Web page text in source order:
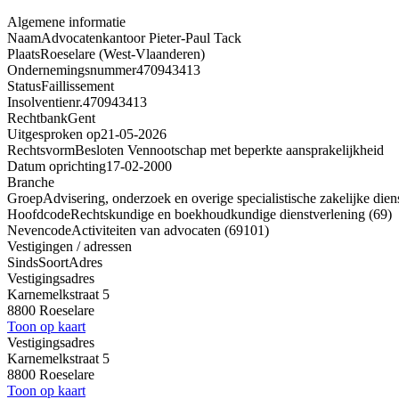
Algemene informatie
NaamAdvocatenkantoor Pieter-Paul Tack
PlaatsRoeselare (West-Vlaanderen)
Ondernemingsnummer470943413
StatusFaillissement
Insolventienr.470943413
RechtbankGent
Uitgesproken op21-05-2026
RechtsvormBesloten Vennootschap met beperkte aansprakelijkheid
Datum oprichting17-02-2000
Branche
GroepAdvisering, onderzoek en overige specialistische zakelijke
HoofdcodeRechtskundige en boekhoudkundige dienstverlening (69)
NevencodeActiviteiten van advocaten (69101)
Vestigingen / adressen
SindsSoortAdres
Vestigingsadres
Karnemelkstraat 5
8800 Roeselare
Toon op kaart
Vestigingsadres
Karnemelkstraat 5
8800 Roeselare
Toon op kaart